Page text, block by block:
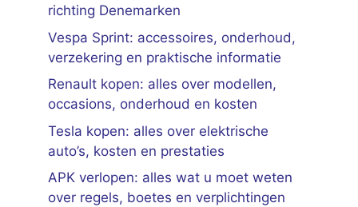
richting Denemarken
Vespa Sprint: accessoires, onderhoud,
verzekering en praktische informatie
Renault kopen: alles over modellen,
occasions, onderhoud en kosten
Tesla kopen: alles over elektrische
auto’s, kosten en prestaties
APK verlopen: alles wat u moet weten
over regels, boetes en verplichtingen